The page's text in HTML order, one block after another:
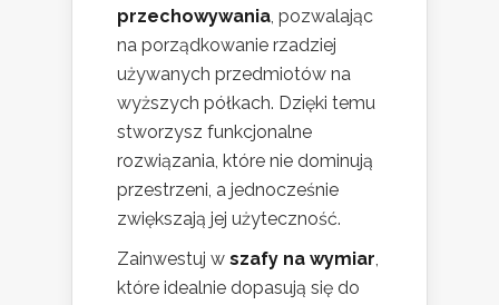
przechowywania, pozwalając
na porządkowanie rzadziej
używanych przedmiotów na
wyższych półkach. Dzięki temu
stworzysz funkcjonalne
rozwiązania, które nie dominują
przestrzeni, a jednocześnie
zwiększają jej użyteczność.
Zainwestuj w szafy na wymiar,
które idealnie dopasują się do